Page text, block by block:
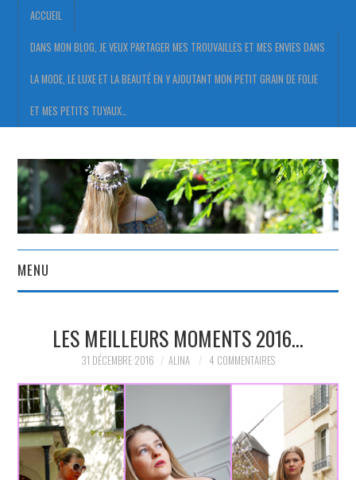
ACCUEIL
DANS MON BLOG, JE VEUX PARTAGER MES TROUVAILLES ET MES ENVIES DANS
LA MODE, LE LUXE ET LA BEAUTÉ EN Y AJOUTANT MON PETIT GRAIN DE FOLIE
ET MES PETITS TUYAUX…
MENU
DANS MON BLOG, JE VEUX
PARTAGER MES
TROUVAILLES ET MES
ENVIES DANS LA MODE, LE
LES MEILLEURS MOMENTS 2016…
31 DÉCEMBRE 2016 ALINA 4 COMMENTAIRES